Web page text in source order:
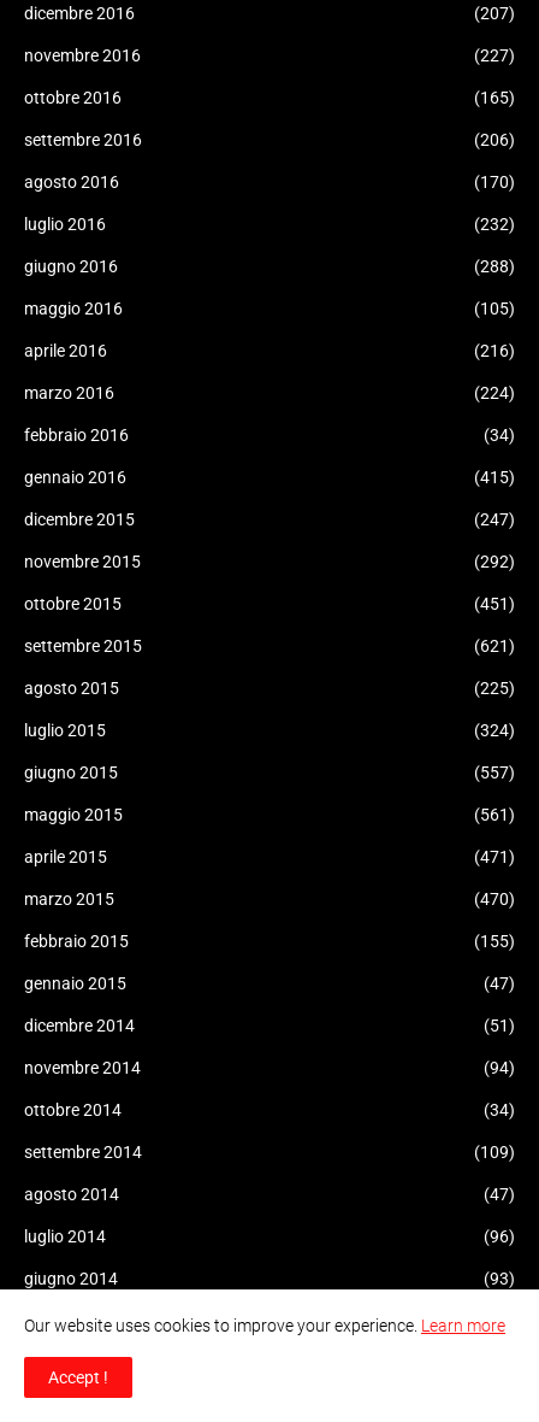
dicembre 2016 (207)
novembre 2016 (227)
ottobre 2016 (165)
settembre 2016 (206)
agosto 2016 (170)
luglio 2016 (232)
giugno 2016 (288)
maggio 2016 (105)
aprile 2016 (216)
marzo 2016 (224)
febbraio 2016 (34)
gennaio 2016 (415)
dicembre 2015 (247)
novembre 2015 (292)
ottobre 2015 (451)
settembre 2015 (621)
agosto 2015 (225)
luglio 2015 (324)
giugno 2015 (557)
maggio 2015 (561)
aprile 2015 (471)
marzo 2015 (470)
febbraio 2015 (155)
gennaio 2015 (47)
dicembre 2014 (51)
novembre 2014 (94)
ottobre 2014 (34)
settembre 2014 (109)
agosto 2014 (47)
luglio 2014 (96)
giugno 2014 (93)
maggio 2014 (60)
aprile 2014
Our website uses cookies to improve your experience. Learn more
Accept !